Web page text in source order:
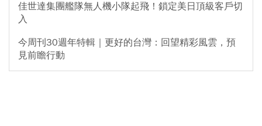
佳世達集團艦隊無人機小隊起飛！鎖定美日頂級客戶切
入
今周刊30週年特輯｜更好的台灣：回望精彩風雲，預
見前瞻行動